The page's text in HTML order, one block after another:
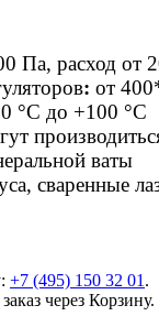
Па, расход от
: от
°C до +100 °C
ваты
сваренные
+7 (495) 150 32 01 .
через Корзину.